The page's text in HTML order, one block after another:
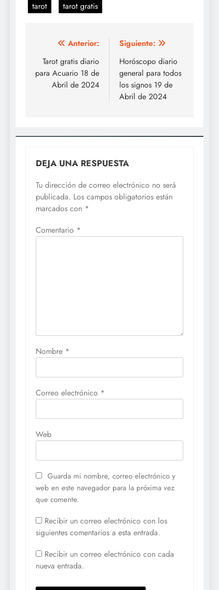
tarot
tarot gratis
Navegación
de
entradas
Anterior:
Tarot gratis diario
para Acuario 18 de
Abril de 2024
Siguiente:
Horóscopo diario
general para todos
los signos 19 de
Abril de 2024
DEJA UNA RESPUESTA
Tu dirección de correo electrónico no será
publicada. Los campos obligatorios están
marcados con *
Comentario *
Nombre *
Correo electrónico *
Web
Guarda mi nombre, correo electrónico y
web en este navegador para la próxima vez
que comente.
Recibir un correo electrónico con los
siguientes comentarios a esta entrada.
Recibir un correo electrónico con cada
nueva entrada.